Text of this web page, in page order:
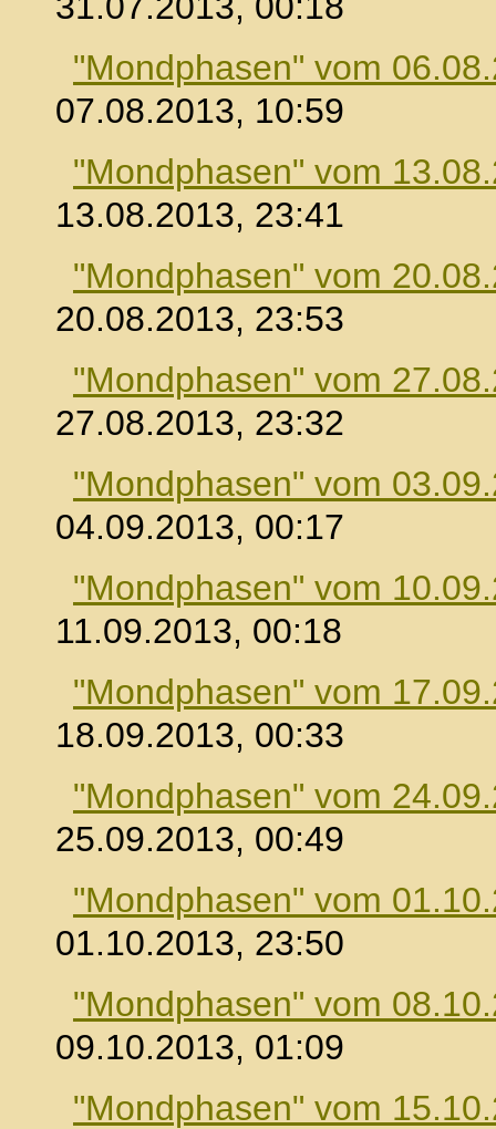
"Mondphasen" vom
07.08.2013, 10:59
"Mondphasen" vom
13.08.2013, 23:41
"Mondphasen" vom
20.08.2013, 23:53
"Mondphasen" vom
27.08.2013, 23:32
"Mondphasen" vom
04.09.2013, 00:17
"Mondphasen" vom
11.09.2013, 00:18
"Mondphasen" vom
18.09.2013, 00:33
"Mondphasen" vom
25.09.2013, 00:49
"Mondphasen" vom
01.10.2013, 23:50
"Mondphasen" vom
09.10.2013, 01:09
"Mondphasen" vom